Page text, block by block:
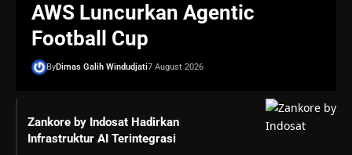
AWS Luncurkan Agentic
Football Cup
ByDimas Galih Windudjati7 August 2026
Zankore by Indosat Hadirkan
Infrastruktur AI Terintegrasi